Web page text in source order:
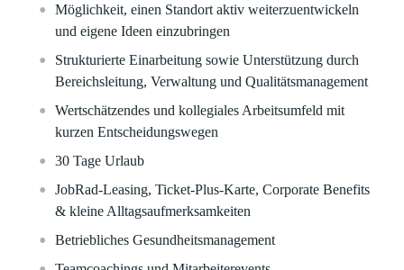
Möglichkeit, einen Standort aktiv weiterzuentwickeln
und eigene Ideen einzubringen
Strukturierte Einarbeitung sowie Unterstützung durch
Bereichsleitung, Verwaltung und Qualitätsmanagement
Wertschätzendes und kollegiales Arbeitsumfeld mit
kurzen Entscheidungswegen
30 Tage Urlaub
JobRad-Leasing, Ticket-Plus-Karte, Corporate Benefits
& kleine Alltagsaufmerksamkeiten
Betriebliches Gesundheitsmanagement